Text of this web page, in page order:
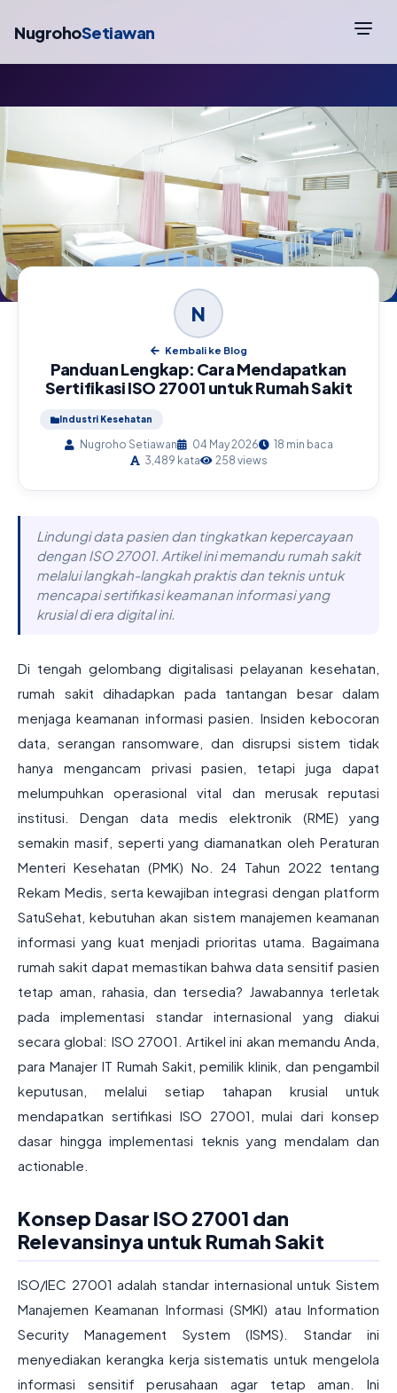
NugrohoSetiawan
N
Kembali ke Blog
Panduan Lengkap: Cara Mendapatkan
Sertifikasi ISO 27001 untuk Rumah Sakit
Industri Kesehatan
Nugroho Setiawan 04 May 2026
18 min baca
3,489 kata
258 views
Lindungi data pasien dan tingkatkan kepercayaan
dengan ISO 27001. Artikel ini memandu rumah sakit
melalui langkah-langkah praktis dan teknis untuk
mencapai sertifikasi keamanan informasi yang
krusial di era digital ini.
Di tengah gelombang digitalisasi pelayanan kesehatan,
rumah sakit dihadapkan pada tantangan besar dalam
menjaga keamanan informasi pasien. Insiden kebocoran
data, serangan ransomware, dan disrupsi sistem tidak
hanya mengancam privasi pasien, tetapi juga dapat
melumpuhkan operasional vital dan merusak reputasi
institusi. Dengan data medis elektronik (RME) yang
semakin masif, seperti yang diamanatkan oleh Peraturan
Menteri Kesehatan (PMK) No. 24 Tahun 2022 tentang
Rekam Medis, serta kewajiban integrasi dengan platform
SatuSehat, kebutuhan akan sistem manajemen keamanan
informasi yang kuat menjadi prioritas utama. Bagaimana
rumah sakit dapat memastikan bahwa data sensitif pasien
tetap aman, rahasia, dan tersedia? Jawabannya terletak
pada implementasi standar internasional yang diakui
secara global: ISO 27001. Artikel ini akan memandu Anda,
para Manajer IT Rumah Sakit, pemilik klinik, dan pengambil
keputusan, melalui setiap tahapan krusial untuk
mendapatkan sertifikasi ISO 27001, mulai dari konsep
dasar hingga implementasi teknis yang mendalam dan
actionable.
Konsep Dasar ISO 27001 dan
Relevansinya untuk Rumah Sakit
ISO/IEC 27001 adalah standar internasional untuk Sistem
Manajemen Keamanan Informasi (SMKI) atau Information
Security Management System (ISMS). Standar ini
menyediakan kerangka kerja sistematis untuk mengelola
informasi sensitif perusahaan agar tetap aman. Ini